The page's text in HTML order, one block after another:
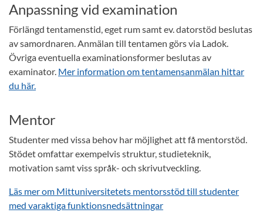
Anpassning vid examination
Förlängd tentamenstid, eget rum samt ev. datorstöd beslutas
av samordnaren. Anmälan till tentamen görs via Ladok.
Övriga eventuella examinationsformer beslutas av
examinator. Mer information om tentamensanmälan hittar
du här.
Mentor
Studenter med vissa behov har möjlighet att få mentorstöd.
Stödet omfattar exempelvis struktur, studieteknik,
motivation samt viss språk- och skrivutveckling.
Läs mer om Mittuniversitetets mentorsstöd till studenter
med varaktiga funktionsnedsättningar